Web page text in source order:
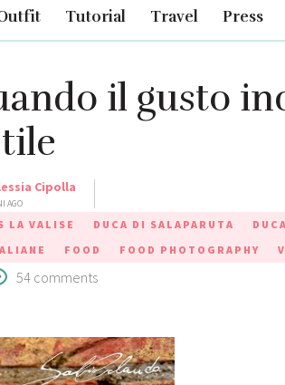
Tutorial Travel Press
il gusto
Cipolla
AGO
LA VALISE DUCA DI SALAPARUTA
FOOD FOOD PHOTOGRAPHY
54 comments